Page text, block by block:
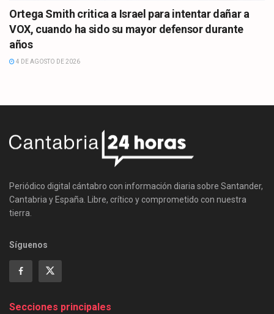
Ortega Smith critica a Israel para intentar dañar a
VOX, cuando ha sido su mayor defensor durante
años
4 DE AGOSTO DE 2026
Periódico digital cántabro con información diaria sobre Santander,
Cantabria y España. Libre, crítico y comprometido con nuestra
tierra.
Síguenos
Secciones principales